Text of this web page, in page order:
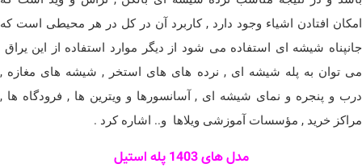
امکان افتادن اشیاء وجود دارد , کاربرد آن در کل در هر محیطی است که
جانپناه شیشه ای استفاده می شود از دیگر موارد استفاده از این یراق
می توان به پله شیشه ای , نرده های های استخر , شیشه های مغازه ,
درب و پنجره و نمای شیشه ای , آسانسورها و ویترین ها , فرودگاه ها ,
مراکز خرید , مؤسسات آموزشی ویلاها و.. اشاره کرد .
مدل های 1403 پله استیل